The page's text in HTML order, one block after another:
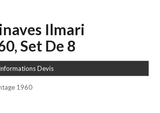
Ilmari
Set De 8
Devis
1960